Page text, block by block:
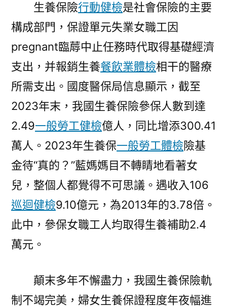
生養保險行動健檢是社會保險的主要
構成部門，保證單元失業女職工因
pregnant臨蓐中止任務時代取得基礎經濟
支出，并報銷生養餐飲業體檢相干的醫療
所需支出。國度醫保局信息顯示，截至
2023年末，我國生養保險參保人數到達
2.49一般勞工健檢億人，同比增添300.41
萬人。2023年生養保一般勞工體檢險基
金待“真的？”藍媽媽目不轉睛地看著女
兒，整個人都覺得不可思議。遇收入106
巡迴健檢9.10億元，為2013年的3.78倍。
此中，參保女職工人均取得生養補助2.4
萬元。
顛末多年不懈盡力，我國生養保險軌
制不竭完美，婦女生養保證程度年夜幅進